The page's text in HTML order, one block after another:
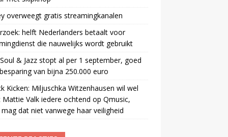
overweegt gratis streamingkanalen
helft Nederlanders betaalt voor
die nauwelijks wordt gebruikt
& Jazz stopt al per 1 september, goed
van bijna 250.000 euro
Kicken: Miljuschka Witzenhausen wil wel
Mattie Valk iedere ochtend op Qmusic,
dat niet vanwege haar veiligheid